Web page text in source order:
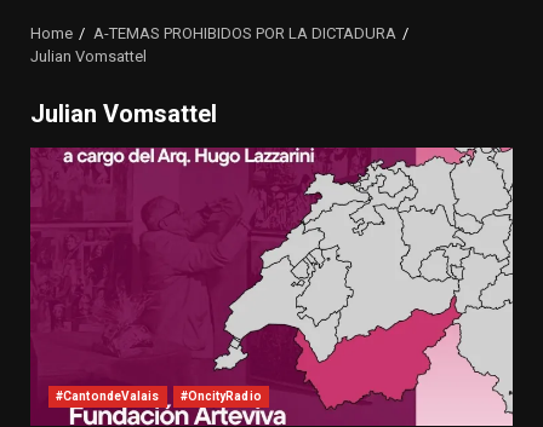
Home
A-TEMAS PROHIBIDOS POR LA DICTADURA
Julian Vomsattel
Julian Vomsattel
#CantondeValais #OncityRadio